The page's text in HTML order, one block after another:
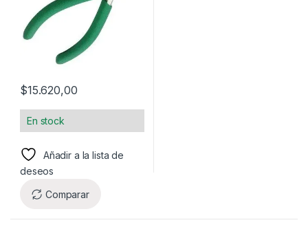
$15.620,00
En stock
Añadir a la lista de
deseos
Comparar